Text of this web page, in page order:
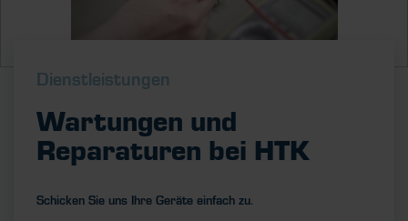
Dienstleistungen
Wartungen und
Reparaturen bei HTK
Schicken Sie uns Ihre Geräte einfach zu.